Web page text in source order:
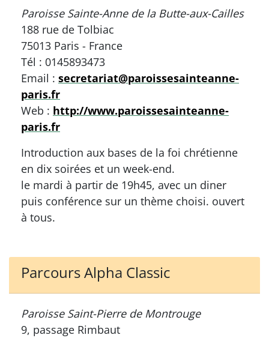
Paroisse Sainte-Anne de la Butte-aux-Cailles
188 rue de Tolbiac
75013 Paris - France
Tél : 0145893473
Email : secretariat@paroissesainteanne-
paris.fr
Web : http://www.paroissesainteanne-
paris.fr
Introduction aux bases de la foi chrétienne
en dix soirées et un week-end.
le mardi à partir de 19h45, avec un diner
puis conférence sur un thème choisi. ouvert
à tous.
Parcours Alpha Classic
Paroisse Saint-Pierre de Montrouge
9, passage Rimbaut